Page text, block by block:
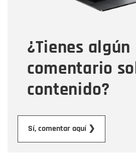
¿Tienes algún
comentario
contenido?
Sí, comentar aquí ❯
Tipo de comentario
Mensaje